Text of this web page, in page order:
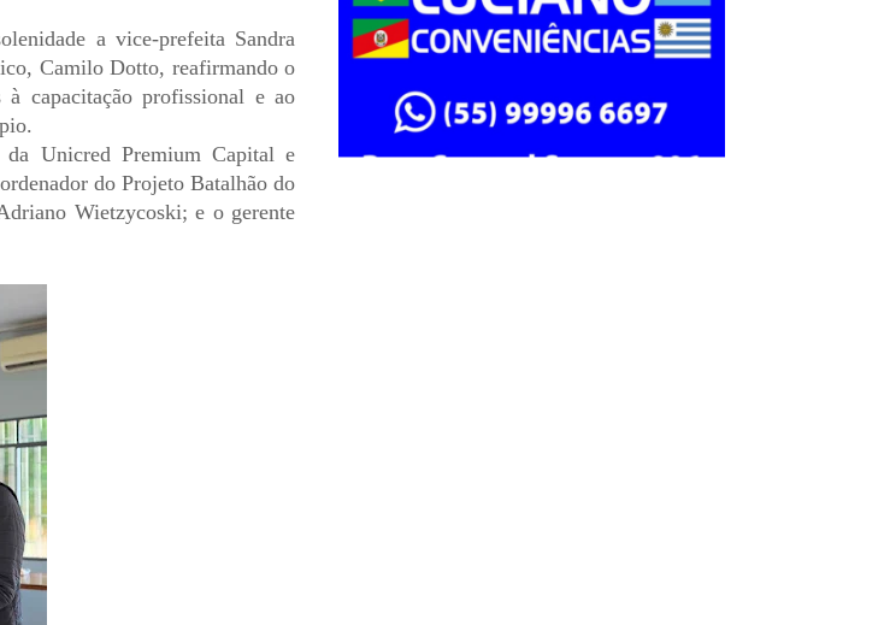
a vice-prefeita Sandra
Camilo Dotto, reafirmando o
capacitação profissional e ao
da Unicred Premium Capital e
do Projeto Batalhão do
Wietzycoski; e o gerente